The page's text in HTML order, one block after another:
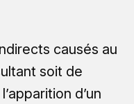
causés au
soit de
d’un